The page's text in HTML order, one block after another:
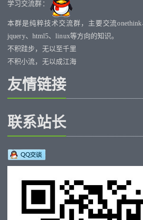
学习交流群：
本群是纯粹技术交流群，主要交流onethink
jquery、html5、linux等方向的知识。
不积跬步，无以至千里
不积小流，无以成江海
友情链接
联系站长